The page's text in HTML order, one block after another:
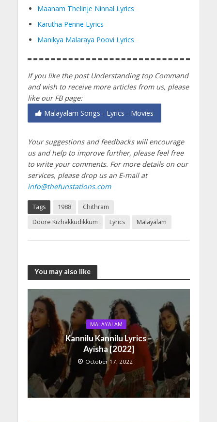
Maanam Thelinje Ninnal Lyrics
Karutha Penne Lyrics
Manikya Malaraya Poovi Lyrics
If you like the post Understanding top Command
and wish to receive more articles from us, please
like our FB page:
Malayalam Songs - Lyrics - Movies
Your suggestions and feedbacks will encourage
us and help to improve further, please feel free
to write your comments. For more details on our
services, please drop us an E-mail at
info@thefunstations.com
Tags 1988
Chithram
Doore Kizhakkudikkum
Lyrics Malayalam
You may also like
MALAYALAM
Kannilu Kannilu Lyrics –
Ayisha [2022]
October 17, 2022